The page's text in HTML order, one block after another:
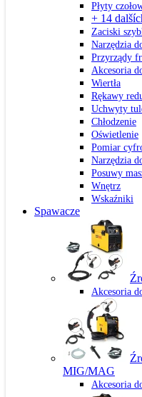
Płyty
+ 14
Zaciski
Narzędzia
Przyrządy
Akcesoria
Wiertła
Rękawy
Uchwyty
Chłodzenie
Oświetlenie
Pomiar
Narzędzia
Posuwy
Wnętrz
Wskaźniki
Spawacze
Akcesoria
MIG/MAG
Akcesoria